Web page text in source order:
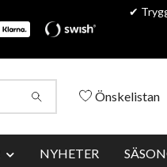
✔
Önskelistan
NYHETER